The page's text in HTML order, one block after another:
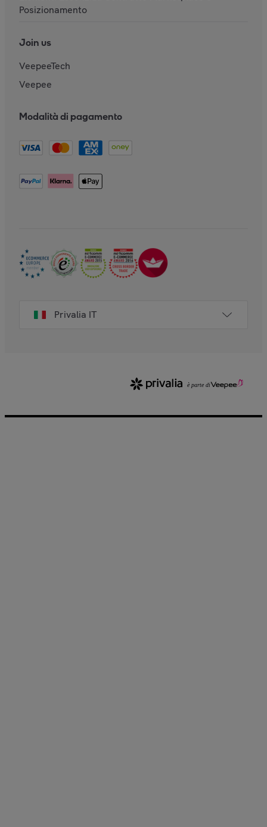
Posizionamento
Join us
VeepeeTech
Veepee
Modalità di pagamento
Privalia IT